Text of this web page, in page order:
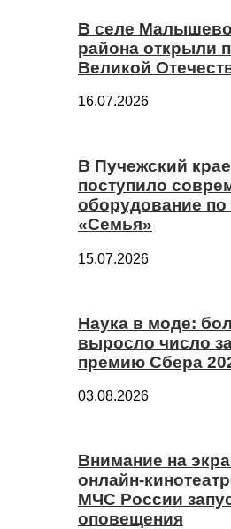
В селе
района открыли
Великой
16.07.2026
В Пучежский
поступило
оборудование по
«Семья»
15.07.2026
Наука в моде:
выросло число
премию Сбера
03.08.2026
Внимание на
онлайн-
МЧС России
оповещения